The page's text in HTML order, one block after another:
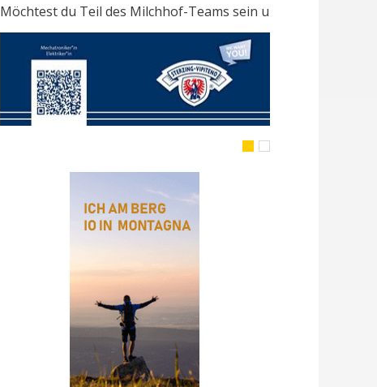
Möchtest du Teil des Milchhof-Teams sein und von
Folgende Tests stehen in der Stadtapotheke zur Verfügung: